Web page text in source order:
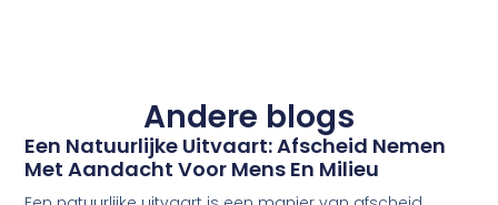
Andere blogs
Een Natuurlijke Uitvaart: Afscheid Nemen
Met Aandacht Voor Mens En Milieu